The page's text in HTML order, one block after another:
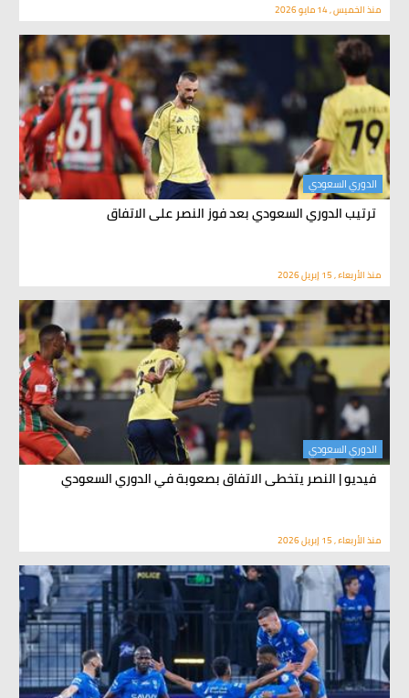
منذ الخميس , 14 مايو 2026
ترتيب الدوري السعودي بعد فوز النصر على الاتفاق
الدوري السعودي
منذ الأربعاء , 15 إبريل 2026
فيديو | النصر يتخطى الاتفاق بصعوبة في الدوري السعودي
الدوري السعودي
منذ الأربعاء , 15 إبريل 2026